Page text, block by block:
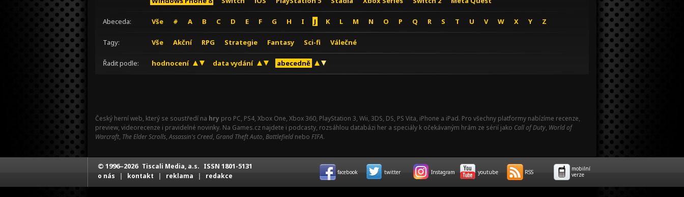
Abeceda: Vše # A B C D E F G H I J K L M N O P Q R S T U V W X Y Z
Tagy: Vše Akční RPG Strategie Fantasy Sci-fi Válečné
Řadit podle: hodnocení data vydání abecedně
Český herní web, který se soustředí na hry pro PC, PS4, Xbox One, Xbox 360, PlayStation 3, Wii, 3DS, DS, PS Vita, iPhone a iPad. Pro všechny platformy nabízíme recenze,
preview, videorecenze i pravidelné novinky. Na Games.cz najdete i podcasty, rozsáhlou databázi her a speciály k očekávaným hrám ze sérií jako Call of Duty, World of
Warcraft, The Elder Scrolls,Assassin's Creed, Grand Theft Auto, Battlefield nebo FIFA.
© 1996–2026 Tiscali Media, a.s. ISSN 1801-5131
o nás | kontakt | reklama | redakce facebook twitter Instagram youtube RSS
mobilní
verze